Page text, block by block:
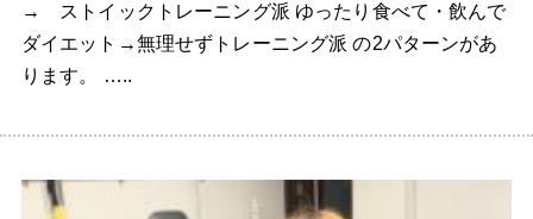
→ ストイックトレーニング派 ゆったり食べて・飲んで
ダイエット→無理せずトレーニング派 の2パターンがあ
ります。 …..